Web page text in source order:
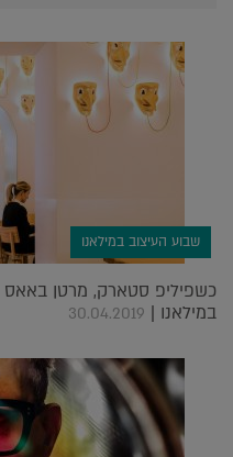
שבוע העיצוב במילאנו
כשפיליפ סטארק, מרטן באאס
במילאנו | 30.04.2019